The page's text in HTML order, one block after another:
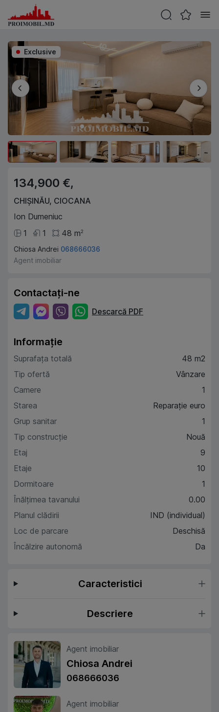
Exclusive
134,900 €,
CHIȘINĂU, CIOCANA
Ion Dumeniuc
1
1 48 m2
Chiosa Andrei 068666036
Agent imobiliar
Contactați-ne
Descarcă PDF
Informație
Suprafața totală
48 m2
Tip ofertă
Vânzare
Camere
1
Starea
Reparație euro
Grup sanitar
1
Tip construcție
Nouă
Etaj
9
Etaje
10
Dormitoare
1
Înălțimea tavanului
0.00
Planul clădirii
IND (individual)
Loc de parcare
Deschisă
Încălzire autonomă
Da
Caracteristici
Descriere
Agent imobiliar
Chiosa Andrei
068666036
Agent imobiliar